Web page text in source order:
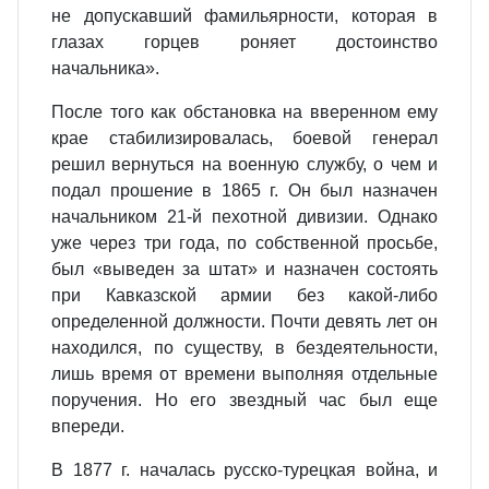
не допускавший фамильярности, которая в
глазах горцев роняет достоинство
начальника».
После того как обстановка на вверенном ему
крае стабилизировалась, боевой генерал
решил вернуться на военную службу, о чем и
подал прошение в 1865 г. Он был назначен
начальником 21-й пехотной дивизии. Однако
уже через три года, по собственной просьбе,
был «выведен за штат» и назначен состоять
при Кавказской армии без какой-либо
определенной должности. Почти девять лет он
находился, по существу, в бездеятельности,
лишь время от времени выполняя отдельные
поручения. Но его звездный час был еще
впереди.
В 1877 г. началась русско-турецкая война, и